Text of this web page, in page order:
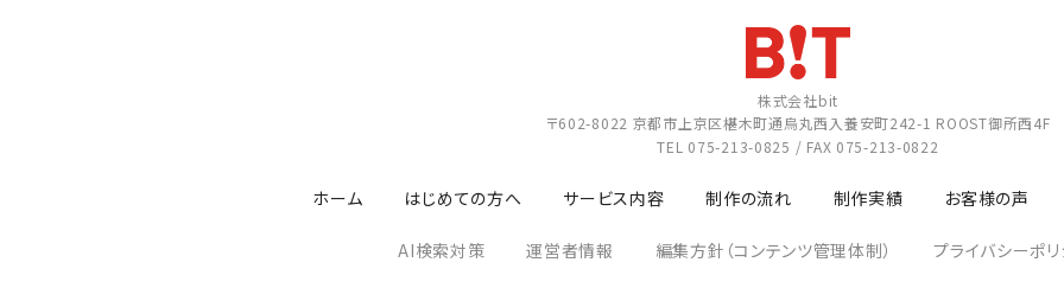
株式会社bit
〒602-8022 京都市上京区椹木町通烏丸西入養安町242-1 ROOST御所西4F
TEL 075-213-0825 / FAX 075-213-0822
ホーム はじめての方へ サービス内容 制作の流れ 制作実績 お客様の声
AI検索対策 運営者情報 編集方針（コンテンツ管理体制） プライバシーポ